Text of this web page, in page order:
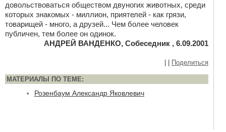
довольствоваться обществом двуногих животных, среди
которых знакомых - миллион, приятелей - как грязи,
товарищей - много, а друзей... Чем более человек
публичен, тем более он одинок.
АНДРЕЙ ВАНДЕНКО, Собеседник , 6.09.2001
Поделиться
МАТЕРИАЛЫ ПО ТЕМЕ:
Розенбаум Александр Яковлевич